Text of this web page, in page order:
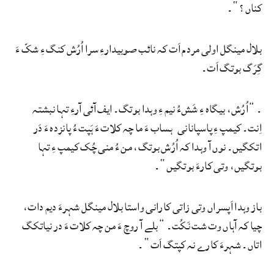
کناں؟“۔
بلال مینگل اولی مردم اَت کہ نائب صوبیدارءِ سرا اُرُش کنگ ءِ شکّ ءَ
گِرَگ بوتگ اَت۔
۔ ”اُرُش، بیگاہ ءِ شَشءُ نیم ءِ وہدا بوتگ۔ ایف آئی آرءِ تہا نبشتہ
اِنت۔ کیمپ ءِ پاسپانانی ہساب ءَ ما چہ کلات ءَ ہَپت ءُ پانزدہ ءَ دَر
اتکگیں۔ نوں آ وہدا کہ اُرُش بوتگ، من ءُ منی چُک کیمپ ءِ تہا
بوتگیں، وتی کارءَ بوتگیں“۔
باز وہدا اَپسراں وتی زاتی کارانی واستا بلال مینگل شہرءَ دیم دات،
چیا کہ آہاں وت شت نَکُت۔ ”بلے آ روچ ءَ من چہ کلات ءَ در نیاتکگ
اتاں۔ شہرءَ کارے نہ کپتگ اَت“۔